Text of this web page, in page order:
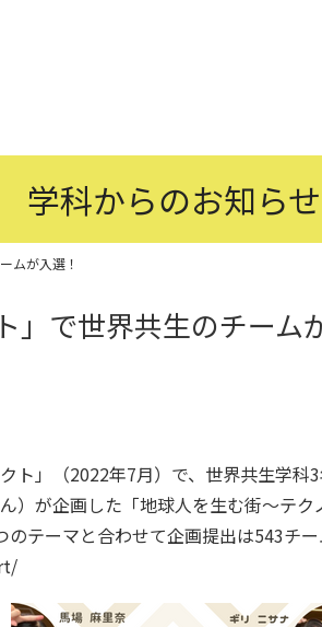
学科からのお知らせ
ムが入選！
で世界共生のチーム
」（2022年7月）で、世界共生学科
）が企画した「地球人を生む街～テ
テーマと合わせて企画提出は543チー